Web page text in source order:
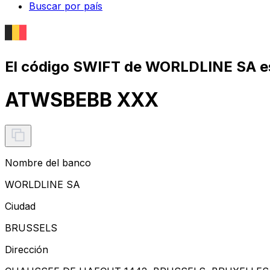
Buscar por país
El código SWIFT de WORLDLINE SA
ATWSBEBB XXX
Nombre del banco
WORLDLINE SA
Ciudad
BRUSSELS
Dirección